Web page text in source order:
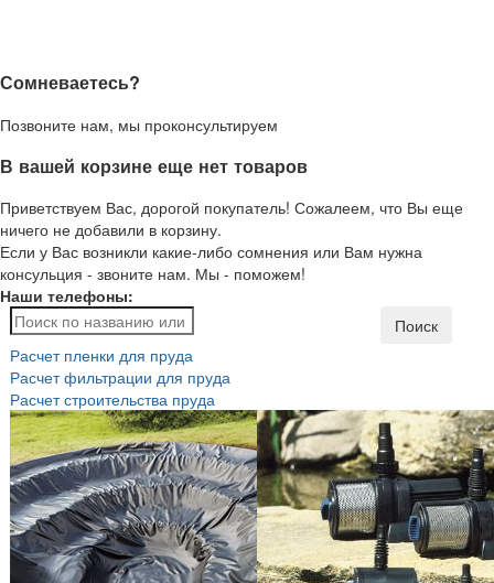
Сомневаетесь?
Позвоните нам, мы проконсультируем
В вашей корзине еще нет товаров
Приветствуем Вас, дорогой покупатель! Сожалеем, что Вы еще
ничего не добавили в корзину.
Если у Вас возникли какие-либо сомнения или Вам нужна
консульция - звоните нам. Мы - поможем!
Наши телефоны:
Поиск
Расчет пленки для пруда
Расчет фильтрации для пруда
Расчет строительства пруда